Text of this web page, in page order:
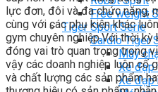
Free weight
Tiger Sport Serie
Cardio Tiger
Máy
Xe đạp
Xe đạp
lực đơn, đôi và đa chức năng,
cùng với các phụ kiện khác
gym chuyên nghiệp.Với thời kỳ
đóng vai trò quan trọng trong
vậy các doanh nghiệp luôn cố
và chất lượng các sản phẩm